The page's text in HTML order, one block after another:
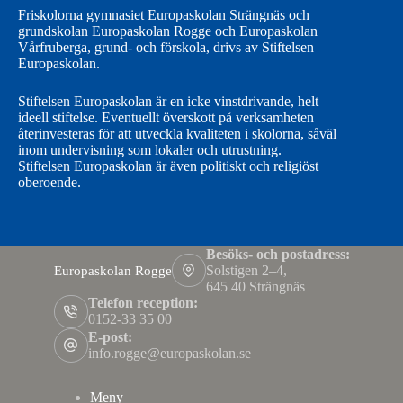
Friskolorna gymnasiet Europaskolan Strängnäs och
grundskolan Europaskolan Rogge och Europaskolan
Vårfruberga, grund- och förskola, drivs av Stiftelsen
Europaskolan.
Stiftelsen Europaskolan är en icke vinstdrivande, helt
ideell stiftelse. Eventuellt överskott på verksamheten
återinvesteras för att utveckla kvaliteten i skolorna, såväl
inom undervisning som lokaler och utrustning.
Stiftelsen Europaskolan är även politiskt och religiöst
oberoende.
Europaskolan Rogge
Besöks- och postadress:
Solstigen 2–4,
645 40 Strängnäs
Telefon reception:
0152-33 35 00
E-post:
info.rogge@europaskolan.se
Meny